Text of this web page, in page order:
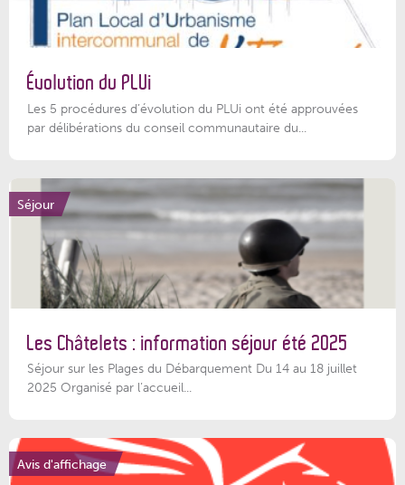
Évolution du PLUi
Les 5 procédures d’évolution du PLUi ont été approuvées
par délibérations du conseil communautaire du...
Séjour
Les Châtelets : information séjour été 2025
Séjour sur les Plages du Débarquement Du 14 au 18 juillet
2025 Organisé par l’accueil...
Avis d'affichage